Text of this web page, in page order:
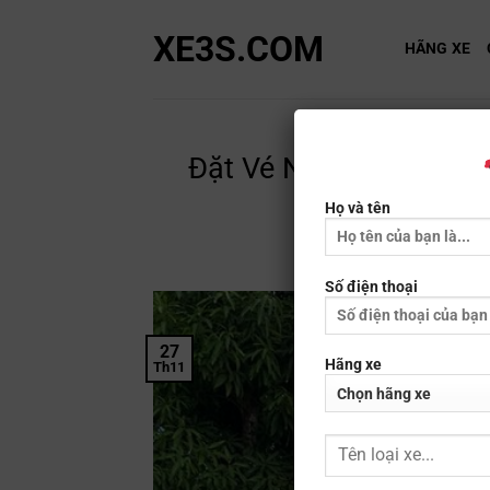
XE3S.COM HÃNG XE
Đặt Vé Nhà Xe Lộc
27
Th11
Họ và tên
Số điện thoại
Hãng xe